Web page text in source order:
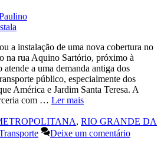
a instalação de uma nova cobertura no
na rua Aquino Sartório, próximo à
a uma demanda antiga dos
público, especialmente dos
América e Jardim Santa Teresa. A
com … Ler mais
, RIO GRANDE DA
Deixe um comentário